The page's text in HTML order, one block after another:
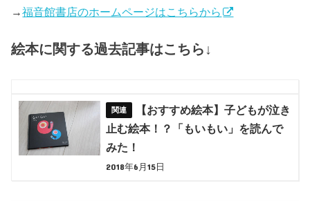
→福音館書店のホームページはこちらから
絵本に関する過去記事はこちら↓
【おすすめ絵本】子どもが泣き
止む絵本！？「もいもい」を読んで
みた！
2018年6月15日